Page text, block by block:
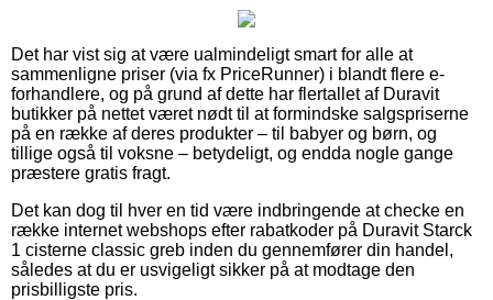
Det har vist sig at være ualmindeligt smart for alle at
sammenligne priser (via fx PriceRunner) i blandt flere e-
forhandlere, og på grund af dette har flertallet af Duravit
butikker på nettet været nødt til at formindske salgspriserne
på en række af deres produkter – til babyer og børn, og
tillige også til voksne – betydeligt, og endda nogle gange
præstere gratis fragt.
Det kan dog til hver en tid være indbringende at checke en
række internet webshops efter rabatkoder på Duravit Starck
1 cisterne classic greb inden du gennemfører din handel,
således at du er usvigeligt sikker på at modtage den
prisbilligste pris.